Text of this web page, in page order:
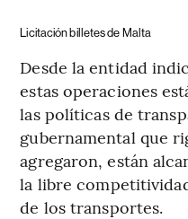
Licitación billetes de Malta
Desde la entidad
estas operaciones
las políticas de
gubernamental que
agregaron, están
la libre
de los transportes.